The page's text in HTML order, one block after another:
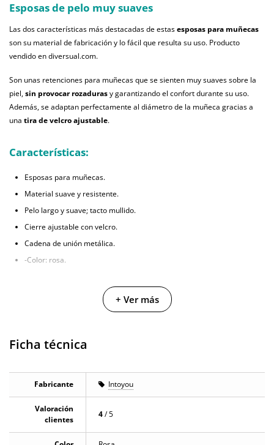
Esposas de pelo muy suaves
Las dos características más destacadas de estasesposas para muñecas
son su material de fabricación y lo fácil que resulta su uso. Producto
vendido en diversual.com.
Son unas retenciones para muñecas que se sienten muy suaves sobre la
piel,sin provocar rozadurasy garantizando el confort durante su uso.
Además, se adaptan perfectamente al diámetro de la muñeca gracias a
una tira de velcro ajustable.
Características:
Esposas para muñecas.
Material suave y resistente.
Pelo largo y suave; tacto mullido.
Cierre ajustable con velcro.
Cadena de unión metálica.
-Color: rosa.
2 clientes han opinado sobre este producto
En la sección de opiniones puedes ver2 opiniones
ofrecemos son reales y están verificadas. Para nosotros este gesto es muy
importante, y nos ayuda a mejorar y ofrecer un mejor servicio al resto de
+ Ver más
Ficha técnica
Fabricante Intoyou
Valoración
clientes
4/ 5